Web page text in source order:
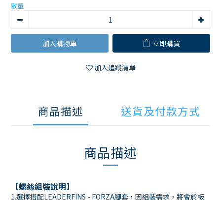
數量
加入購物車 立即購買
加入追蹤清單
商品描述 送貨及付款方式
商品描述
【螺絲組裝說明】
1.選擇搭配LEADERFINS - FORZA腳套，因組裝需求，將會於板